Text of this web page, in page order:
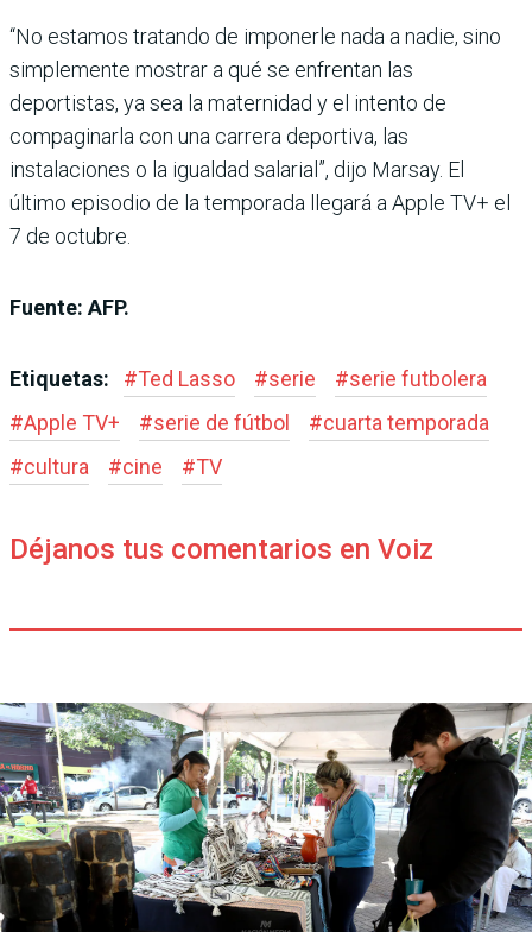
“No estamos tratando de imponerle nada a nadie, sino
simplemente mostrar a qué se enfrentan las
deportistas, ya sea la maternidad y el intento de
compaginarla con una carrera deportiva, las
instalaciones o la igualdad salarial”, dijo Marsay. El
último episodio de la temporada llegará a Apple TV+ el
7 de octubre.
Fuente: AFP.
Etiquetas: #Ted Lasso #serie #serie futbolera
#Apple TV+ #serie de fútbol #cuarta temporada
#cultura #cine #TV
Déjanos tus comentarios en Voiz